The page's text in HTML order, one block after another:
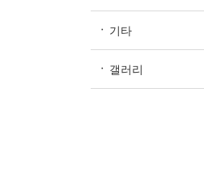
기타
갤러리